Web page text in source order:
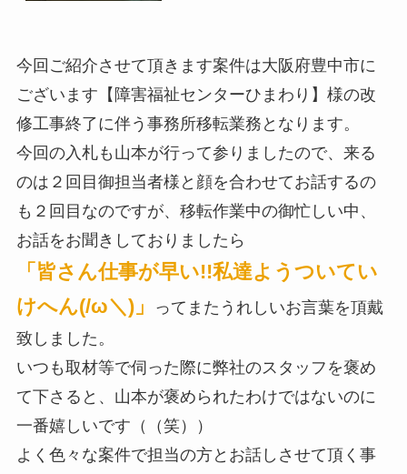
今回ご紹介させて頂きます案件は大阪府豊中市に
ございます【障害福祉センターひまわり】様の改
修工事終了に伴う事務所移転業務となります。
今回の入札も山本が行って参りましたので、来る
のは２回目御担当者様と顔を合わせてお話するの
も２回目なのですが、移転作業中の御忙しい中、
お話をお聞きしておりましたら
「皆さん仕事が早い!!私達ようついてい
けへん(/ω＼)」
ってまたうれしいお言葉を頂戴
致しました。
いつも取材等で伺った際に弊社のスタッフを褒め
て下さると、山本が褒められたわけではないのに
一番嬉しいです（（笑））
よく色々な案件で担当の方とお話しさせて頂く事